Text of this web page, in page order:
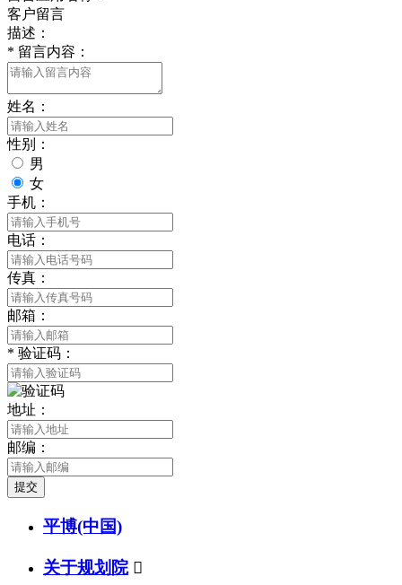
客户留言
描述：
* 留言内容：
姓名：
性别：
男
女
手机：
电话：
传真：
邮箱：
* 验证码：
地址：
邮编：
提交
平博(中国)
关于规划院 